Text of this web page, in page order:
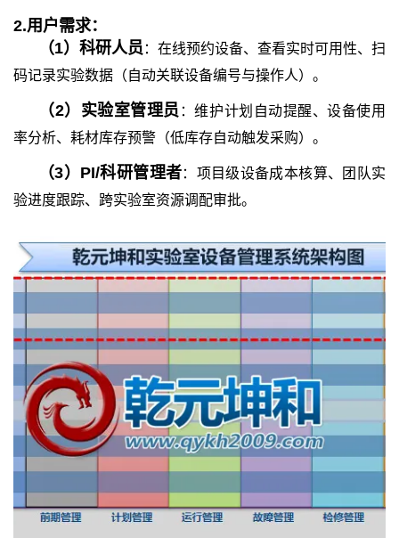
2.用户需求：
（1） 科研人员 ：在线预约设备、查看实时可用性、扫
码记录实验数据（自动关联设备编号与操作人）。
（2） 实验室管理员 ：维护计划自动提醒、设备使用
率分析、耗材库存预警（低库存自动触发采购）。
（3） PI/科研管理者：项目级设备成本核算、团队实
验进度跟踪、跨实验室资源调配审批。